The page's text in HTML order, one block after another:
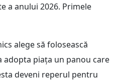
a anului 2026. Primele
alege să folosească
piața un panou care
deveni reperul pentru